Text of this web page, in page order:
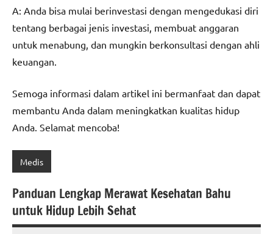
A: Anda bisa mulai berinvestasi dengan mengedukasi diri
tentang berbagai jenis investasi, membuat anggaran
untuk menabung, dan mungkin berkonsultasi dengan ahli
keuangan.
Semoga informasi dalam artikel ini bermanfaat dan dapat
membantu Anda dalam meningkatkan kualitas hidup
Anda. Selamat mencoba!
Medis
Panduan Lengkap Merawat Kesehatan Bahu
untuk Hidup Lebih Sehat